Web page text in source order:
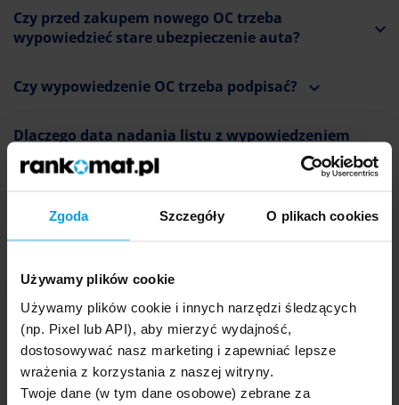
Zgoda Szczegóły O plikach cookies
Używamy plików cookie
Używamy plików cookie i innych narzędzi śledzących
(np. Pixel lub API), aby mierzyć wydajność,
dostosowywać nasz marketing i zapewniać lepsze
wrażenia z korzystania z naszej witryny.
Twoje dane (w tym dane osobowe) zebrane za
Czy przed zakupem nowego OC trzeba
wypowiedzieć stare ubezpieczenie auta?
Czy wypowiedzenie OC trzeba podpisać?
Dlaczego data nadania listu z wypowiedzeniem
OC jest ważna?
Oszczędź nawet50%na polisie
Porównaj oferty ubezpieczeń OC i AC
Marka